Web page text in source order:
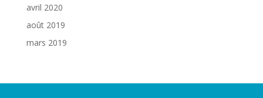
avril 2020
août 2019
mars 2019